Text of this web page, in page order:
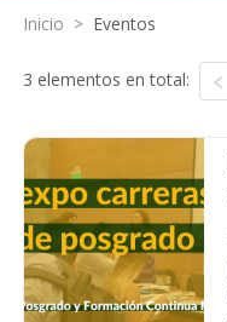
Inicio > Eventos
3 elementos en total: